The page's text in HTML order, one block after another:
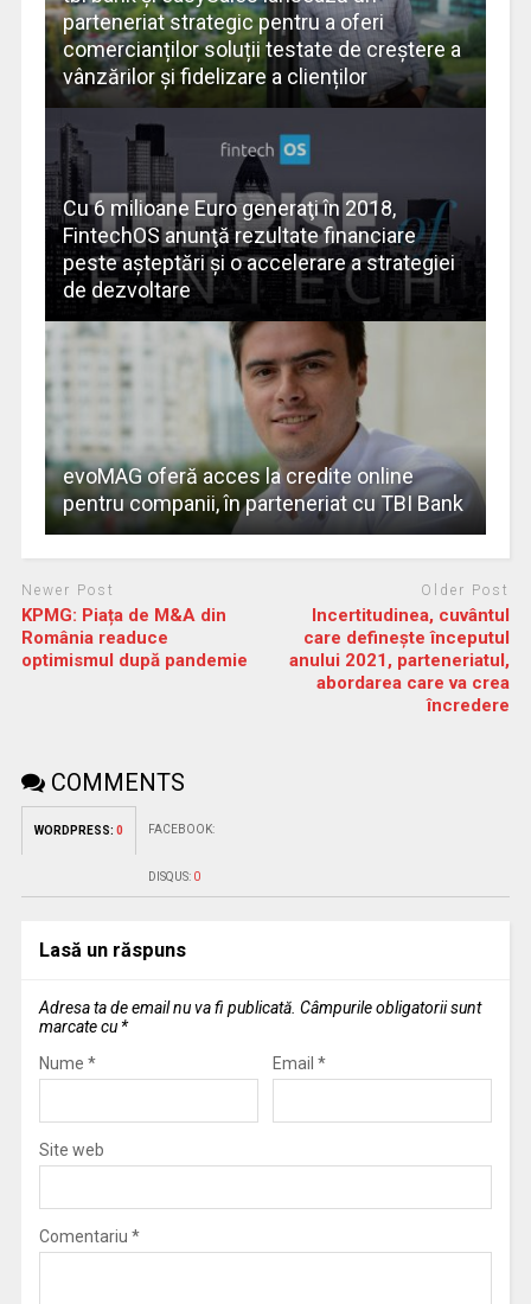
parteneriat strategic pentru a oferi
comercianților soluții testate de creștere a
vânzărilor și fidelizare a clienților
Cu 6 milioane Euro generaţi în 2018,
FintechOS anunţă rezultate financiare
peste aşteptări şi o accelerare a strategiei
de dezvoltare
evoMAG oferă acces la credite online
pentru companii, în parteneriat cu TBI Bank
Newer Post
KPMG: Piața de M&A din
România readuce
optimismul după pandemie
Older Post
Incertitudinea, cuvântul
care definește începutul
anului 2021, parteneriatul,
abordarea care va crea
încredere
COMMENTS
WORDPRESS: 0 FACEBOOK:
DISQUS: 0
Lasă un răspuns
Adresa ta de email nu va fi publicată. Câmpurile obligatorii sunt
marcate cu *
Nume * Email *
Site web
Comentariu *